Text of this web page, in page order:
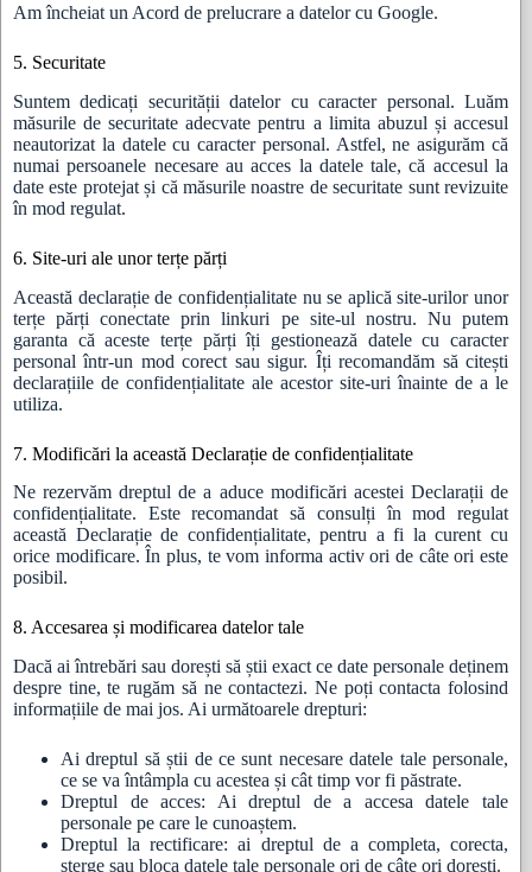
Am încheiat un Acord de prelucrare a datelor cu Google.
5. Securitate
Suntem dedicați securității datelor cu caracter personal. Luăm
măsurile de securitate adecvate pentru a limita abuzul și accesul
neautorizat la datele cu caracter personal. Astfel, ne asigurăm că
numai persoanele necesare au acces la datele tale, că accesul la
date este protejat și că măsurile noastre de securitate sunt revizuite
în mod regulat.
6. Site-uri ale unor terțe părți
Această declarație de confidențialitate nu se aplică site-urilor unor
terțe părți conectate prin linkuri pe site-ul nostru. Nu putem
garanta că aceste terțe părți îți gestionează datele cu caracter
personal într-un mod corect sau sigur. Îți recomandăm să citești
declarațiile de confidențialitate ale acestor site-uri înainte de a le
utiliza.
7. Modificări la această Declarație de confidențialitate
Ne rezervăm dreptul de a aduce modificări acestei Declarații de
confidențialitate. Este recomandat să consulți în mod regulat
această Declarație de confidențialitate, pentru a fi la curent cu
orice modificare. În plus, te vom informa activ ori de câte ori este
posibil.
8. Accesarea și modificarea datelor tale
Dacă ai întrebări sau dorești să știi exact ce date personale deținem
despre tine, te rugăm să ne contactezi. Ne poți contacta folosind
informațiile de mai jos. Ai următoarele drepturi:
Ai dreptul să știi de ce sunt necesare datele tale personale,
ce se va întâmpla cu acestea și cât timp vor fi păstrate.
Dreptul de acces: Ai dreptul de a accesa datele tale
personale pe care le cunoaștem.
Dreptul la rectificare: ai dreptul de a completa, corecta,
șterge sau bloca datele tale personale ori de câte ori dorești.